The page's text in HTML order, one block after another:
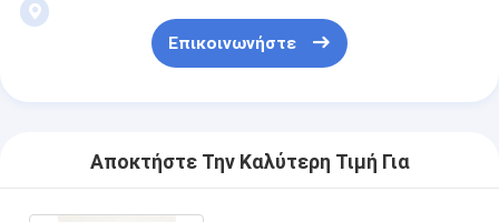
Επικοινωνήστε
Αποκτήστε Την Καλύτερη Τιμή Για